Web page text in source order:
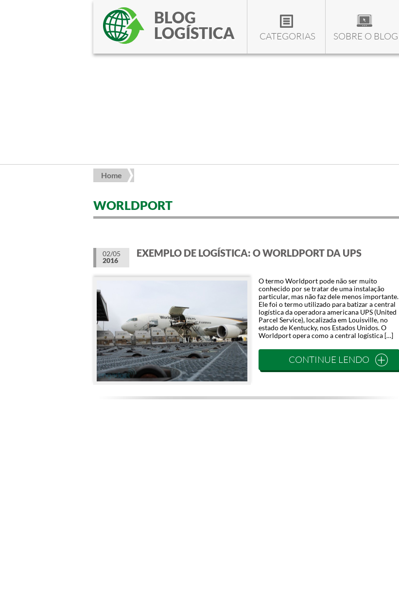
BLOG
LOGÍSTICA
CATEGORIAS SOBRE O BLOG
Home
WORLDPORT
02/05
2016
EXEMPLO DE LOGÍSTICA: O WORLDPORT DA UPS
O termo Worldport pode não ser muito
conhecido por se tratar de uma instalação
particular, mas não faz dele menos importante.
Ele foi o termo utilizado para batizar a central
logística da operadora americana UPS (United
Parcel Service), localizada em Louisville, no
estado de Kentucky, nos Estados Unidos. O
Worldport opera como a central logística […]
CONTINUE LENDO